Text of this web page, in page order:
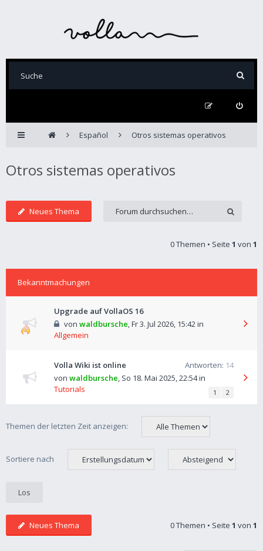
Español Otros sistemas operativos
Otros sistemas operativos
Neues Thema
0 Themen • Seite 1 von 1
Bekanntmachungen
Upgrade auf VollaOS 16
von waldbursche,Fr 3. Jul 2026, 15:42in
Allgemein
Volla Wiki ist online Antworten: 14
von waldbursche, So 18. Mai 2025, 22:54in
Tutorials
1 2
Themen der letzten Zeit anzeigen:
Sortiere nach
Neues Thema 0 Themen • Seite 1 von 1